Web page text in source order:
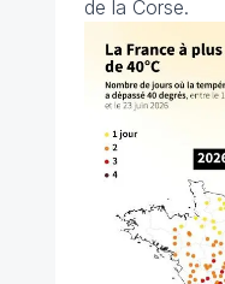
de la Corse.